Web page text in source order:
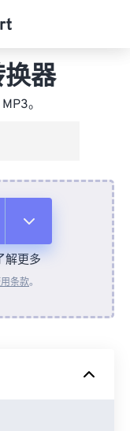
器
。
解更多
条款。